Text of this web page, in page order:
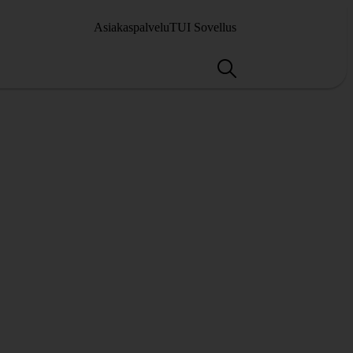
AsiakaspalveluTUI Sovellus